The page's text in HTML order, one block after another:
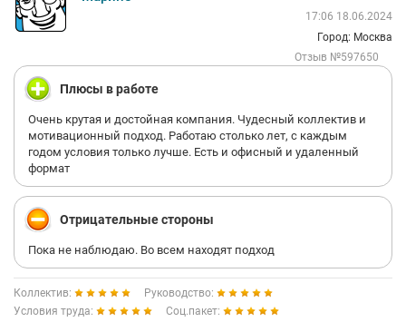
17:06 18.06.2024
Город: Москва
Отзыв №597650
Плюсы в работе
Очень крутая и достойная компания. Чудесный коллектив и
мотивационный подход. Работаю столько лет, с каждым
годом условия только лучше. Есть и офисный и удаленный
формат
Отрицательные стороны
Пока не наблюдаю. Во всем находят подход
Коллектив:
Руководство:
Условия труда:
Соц.пакет: